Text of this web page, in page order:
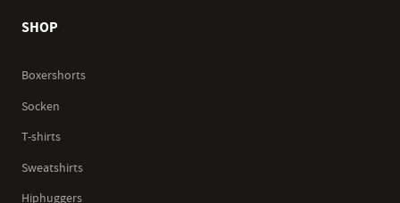
SHOP
Boxershorts
Socken
T-shirts
Sweatshirts
Hiphuggers